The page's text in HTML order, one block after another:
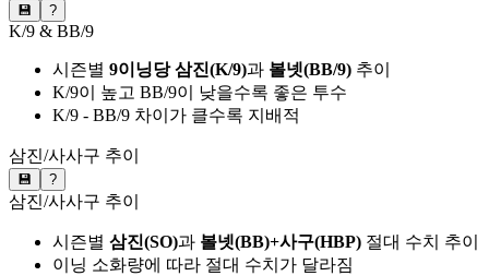
💾 ?
K/9 & BB/9
시즌별 9이닝당 삼진(K/9)과 볼넷(BB/9) 추이
K/9이 높고 BB/9이 낮을수록 좋은 투수
K/9 - BB/9 차이가 클수록 지배적
삼진/사사구 추이
💾 ?
삼진/사사구 추이
시즌별 삼진(SO)과 볼넷(BB)+사구(HBP) 절대 수치 추이
이닝 소화량에 따라 절대 수치가 달라짐